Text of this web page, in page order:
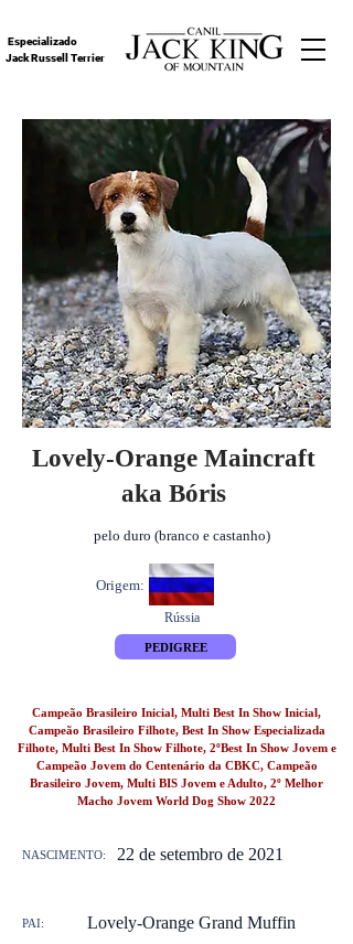
Especializado
Jack Russell Terrier
Lovely-Orange Maincraft
aka Bóris
pelo duro (branco e castanho)
Origem:
Rússia
PEDIGREE
Campeão Brasileiro Inicial, Multi Best In Show Inicial,
Campeão Brasileiro Filhote, Best In Show Especializada
Filhote, Multi Best In Show Filhote, 2ºBest In Show Jovem e
Campeão Jovem do Centenário da CBKC, Campeão
Brasileiro Jovem, Multi BIS Jovem e Adulto, 2º Melhor
Macho Jovem World Dog Show 2022
22 de setembro de 2021
NASCIMENTO:
PAI: Lovely-Orange Grand Muffin